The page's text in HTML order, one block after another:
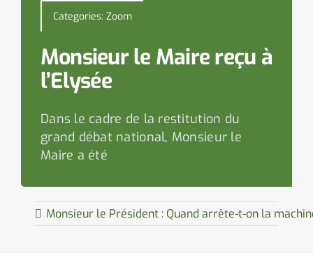
Vie quotidienne
Enfance, jeunesse & sports
Culture et loisirs
Social & solidarité
Categories: Zoom
Monsieur le Maire reçu à
l’Elysée
Dans le cadre de la restitution du
grand débat national, Monsieur le
Maire a été
Monsieur le Président : Quand arrête-t-on la